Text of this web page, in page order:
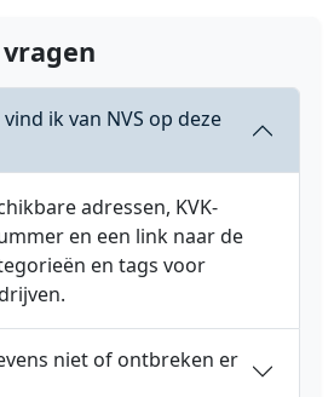
ik van NVS op deze
adressen, KVK-
en een link naar de
en tags voor
niet of ontbreken er